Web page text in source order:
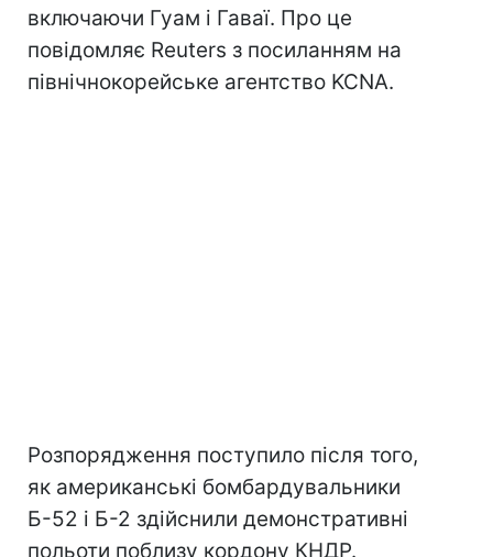
включаючи Гуам і Гаваї. Про це
повідомляє Reuters з посиланням на
північнокорейське агентство KCNA.
Розпорядження поступило після того,
як американські бомбардувальники
Б-52 і Б-2 здійснили демонстративні
польоти поблизу кордону КНДР.